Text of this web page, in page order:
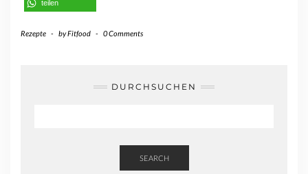
teilen
Rezepte - byFitfood - 0 Comments
DURCHSUCHEN
SEARCH